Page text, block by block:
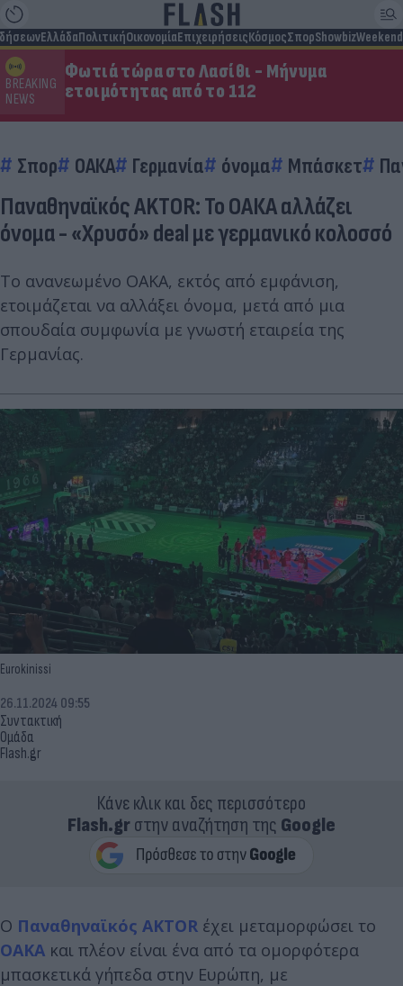
ΕλλάδαΠολιτικήΟικονομίαΕπιχειρήσειςΚόσμοςΣπορShowbizWeekend
BREAKING
NEWS
Φωτιά τώρα στο Λασίθι - Μήνυμα
ετοιμότητας από το 112
Σπορ ΟΑΚΑ Γερμανία όνομα Μπάσκετ
Παναθηναϊκός AKTOR: Το ΟΑΚΑ αλλάζει
όνομα - «Χρυσό» deal με γερμανικό κολοσσό
Το ανανεωμένο ΟΑΚΑ, εκτός από εμφάνιση,
ετοιμάζεται να αλλάξει όνομα, μετά από μια
σπουδαία συμφωνία με γνωστή εταιρεία της
Γερμανίας.
Eurokinissi
Συντακτική
Ομάδα
Flash.gr
26.11.2024 09:55
Κάνε κλικ και δες περισσότερο
Flash.grστην αναζήτηση της Google
Ο Παναθηναϊκός AKTOR έχει μεταμορφώσει το
ΟΑΚΑ και πλέον είναι ένα από τα ομορφότερα
μπασκετικά γήπεδα στην Ευρώπη, με